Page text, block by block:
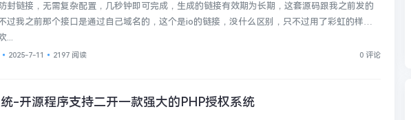
封链接，无需复杂配置，几秒钟即可完成，生成的链接有效期为长期，这套源码跟我之前发的
过我之前那个接口是通过自己域名的，这个是io的链接，没什么区别，只不过用了彩虹的样式
...
2025-7-11 2197 阅读 0 评论
-开源程序支持二开一款强大的PHP授权系统